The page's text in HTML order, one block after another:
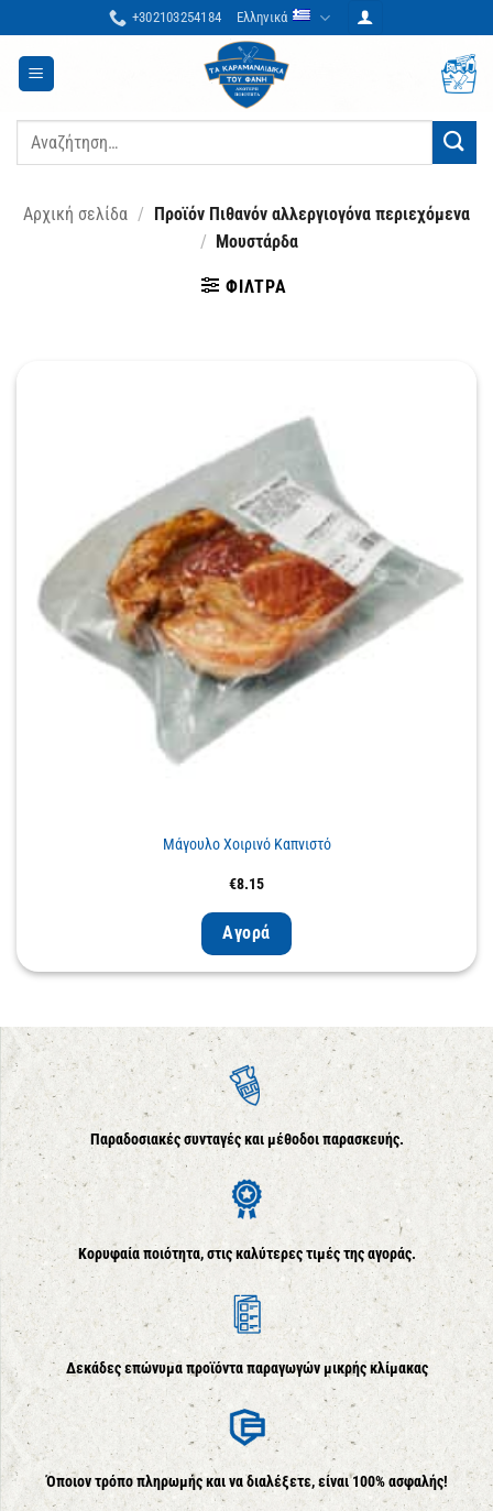
στο
περιεχόμενο
+302103254184 Ελληνικά
Αναζήτηση
Αρχική σελίδα / Προϊόν Πιθανόν αλλεργιογόνα περιεχόμενα
/ Μουστάρδα
ΦΊΛΤΡΑ
Μάγουλο Χοιρινό Καπνιστό
€8.15
Αγορά
Παραδοσιακές συνταγές και μέθοδοι παρασκευής.
Κορυφαία ποιότητα, στις καλύτερες τιμές της αγοράς.
Δεκάδες επώνυμα προϊόντα παραγωγών μικρής κλίμακας
Όποιον τρόπο πληρωμής και να διαλέξετε, είναι 100% ασφαλής!